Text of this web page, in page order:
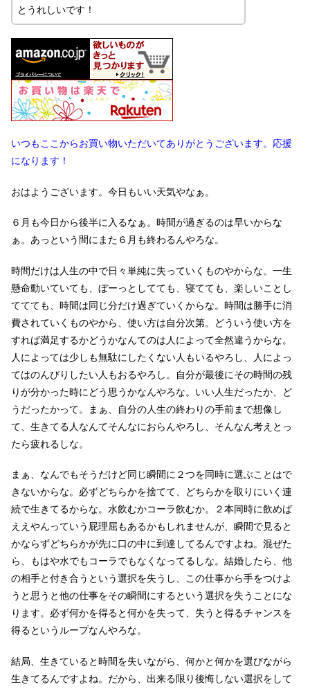
とうれしいです！
いつもここからお買い物いただいてありがとうございます。応援
になります！
おはようございます。今日もいい天気やなぁ。
６月も今日から後半に入るなぁ。時間が過ぎるのは早いからな
ぁ。あっという間にまた６月も終わるんやろな。
時間だけは人生の中で日々単純に失っていくものやからな。一生
懸命動いていても、ぼーっとしてても、寝てても、楽しいことし
ててても、時間は同じ分だけ過ぎていくからな。時間は勝手に消
費されていくものやから、使い方は自分次第。どういう使い方を
すれば満足するかどうかなんてのは人によって全然違うからな。
人によっては少しも無駄にしたくない人もいるやろし、人によっ
てはのんびりしたい人もおるやろし。自分が最後にその時間の残
りが分かった時にどう思うかなんやろな。いい人生だったか、ど
うだったかって。まぁ、自分の人生の終わりの手前まで想像し
て、生きてる人なんてそんなにおらんやろし、そんなん考えとっ
たら疲れるしな。
まぁ、なんでもそうだけど同じ瞬間に２つを同時に選ぶことはで
きないからな。必ずどちらかを捨てて、どちらかを取りにいく連
続で生きてるからな。水飲むかコーラ飲むか。２本同時に飲めば
ええやんっていう屁理屈もあるかもしれませんが、瞬間で見ると
かならずどちらかが先に口の中に到達してるんですよね。混ぜた
ら、もはや水でもコーラでもなくなってるしな。結婚したら、他
の相手と付き合うという選択を失うし、この仕事から手をつけよ
うと思うと他の仕事をその瞬間にするという選択を失うことにな
ります。必ず何かを得ると何かを失って、失うと得るチャンスを
得るというループなんやろな。
結局、生きていると時間を失いながら、何かと何かを選びながら
生きてるんですよね。だから、出来る限り後悔しない選択をして